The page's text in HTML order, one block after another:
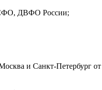
ДВФО России;
и Санкт-Петербург